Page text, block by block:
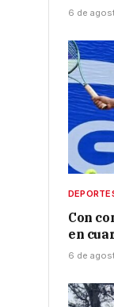
6 de
Con
en
6 de